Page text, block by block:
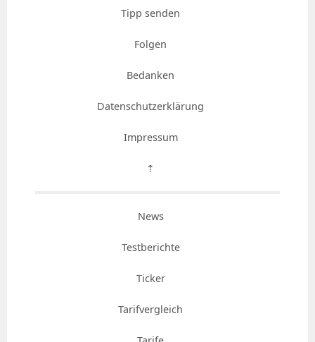
Tipp senden
Folgen
Bedanken
Datenschutzerklärung
Impressum
⇡
News
Testberichte
Ticker
Tarifvergleich